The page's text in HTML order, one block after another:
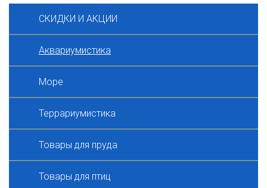
СКИДКИ И АКЦИИ
Аквариумистика
Море
Террариумистика
Товары для пруда
Товары для птиц